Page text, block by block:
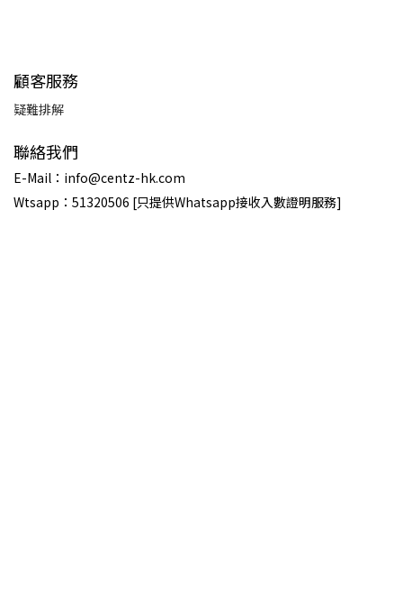
顧客服務
疑難排解
聯絡我們
E-Mail：info@centz-hk.com
Wtsapp：51320506 [只提供Whatsapp接收入數證明服務]